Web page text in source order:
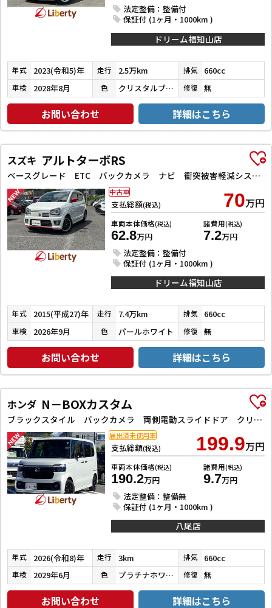
法定整備：整備付
保証付 (1ヶ月・1000km )
ドリーム福知山店
年式 2023(令和5)年 走行 2.5万km 排気 660cc
車検 2028年8月 色 クリスタルブラックパール 修復 無
お問い合わせ 詳細はこちら
スズキ アルトターボRS
ベースグレード ETC バックカメラ ナビ 衝突被害軽減システム オートライト HID スマートキー アイドリングストップ 電動格納ミラー シートヒーター AT 盗難防止システム ABS ESC アルミホイール
支払総額(税込) 70万円
車両本体価格(税込)
62.8万円
諸費用(税込)
7.2万円
法定整備：整備付
保証付 (1ヶ月・1000km )
中古車
ドリーム福知山店
年式 2015(平成27)年 走行 7.4万km 排気 660cc
車検 2026年9月 色 パールホワイト 修復 無
お問い合わせ 詳細はこちら
ホンダ N－BOXカスタム
ブラックスタイル バックカメラ 両側電動スライドドア クリアランスソナー オートクルーズコントロール レーンアシスト 衝突被害軽減システム オートライト LEDヘッドランプ スマートキー アイドリングストップ
支払総額(税込) 199.9万円
車両本体価格(税込)
190.2万円
諸費用(税込)
9.7万円
法定整備：整備無
保証付 (1ヶ月・1000km )
届出済未使用車
八尾店
年式 2026(令和8)年 走行 3km 排気 660cc
車検 2029年6月 色 プラチナホワイトパール 修復 無
お問い合わせ 詳細はこちら